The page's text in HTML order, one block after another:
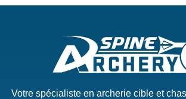
Votre spécialiste en archerie cible et